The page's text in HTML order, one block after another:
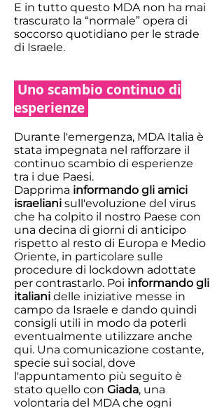
E in tutto questo MDA non ha mai
trascurato la “normale” opera di
soccorso quotidiano per le strade
di Israele.
Uno scambio continuo di
esperienze
Durante l'emergenza, MDA Italia è
stata impegnata nel rafforzare il
continuo scambio di esperienze
tra i due Paesi.
Dapprima informando gli amici
israeliani sull'evoluzione del virus
che ha colpito il nostro Paese con
una decina di giorni di anticipo
rispetto al resto di Europa e Medio
Oriente, in particolare sulle
procedure di lockdown adottate
per contrastarlo. Poi informando gli
italiani delle iniziative messe in
campo da Israele e dando quindi
consigli utili in modo da poterli
eventualmente utilizzare anche
qui. Una comunicazione costante,
specie sui social, dove
l'appuntamento più seguito è
stato quello con Giada, una
volontaria del MDA che ogni